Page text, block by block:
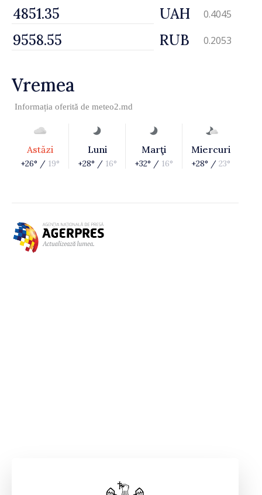
UAH 0.4045
RUB 0.2053
Vremea
Informația oferită de meteo2.md
Astăzi
+26° / 19°
Luni
+28° / 16°
Marţi
+32° / 16°
Miercuri
+28° / 23°